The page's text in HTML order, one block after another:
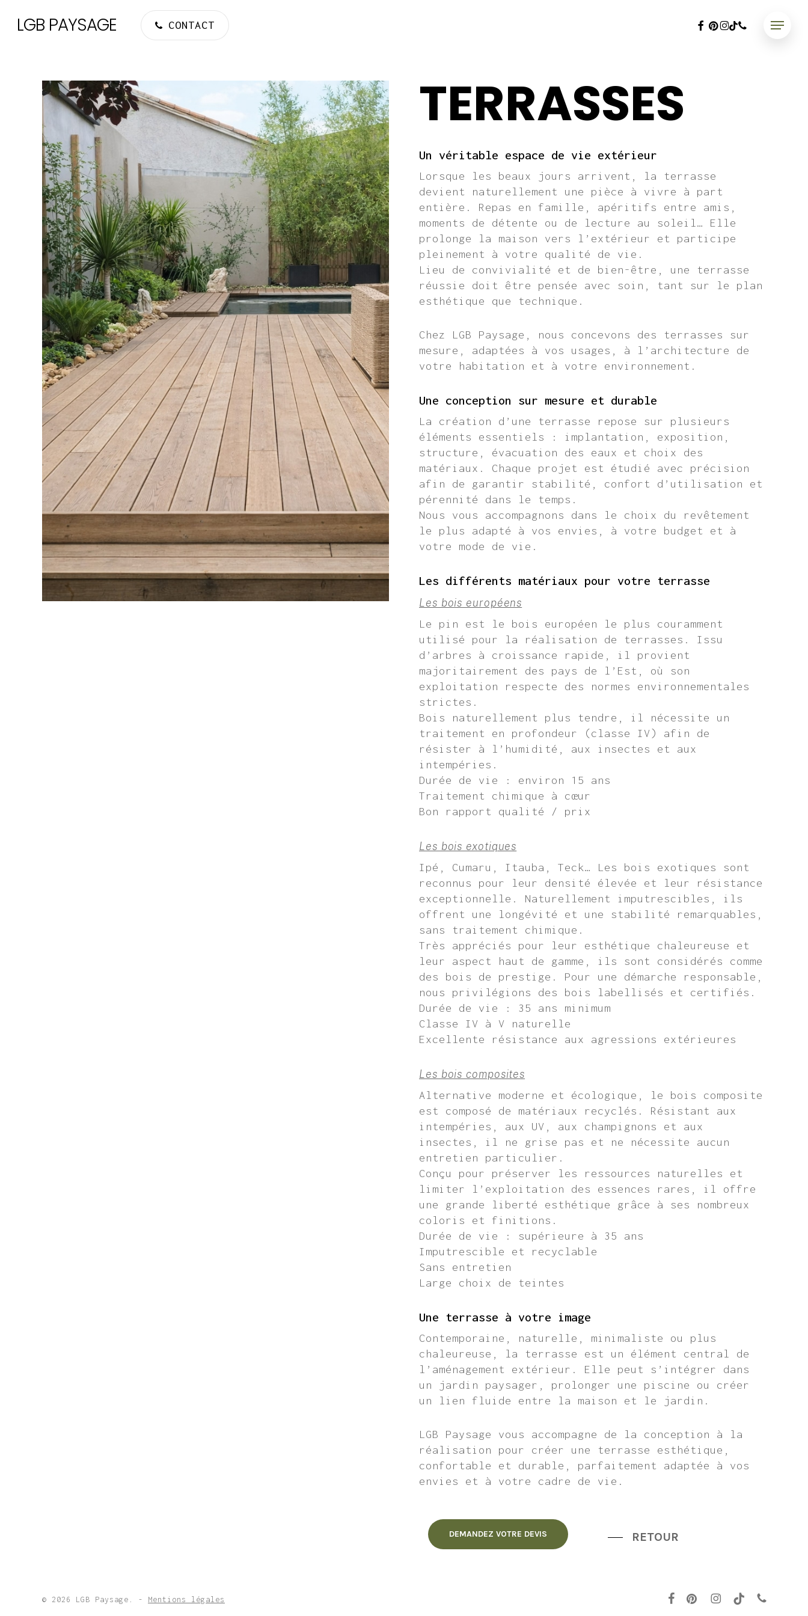
LGB PAYSAGE CONTACT Menu
facebook
pinterest
instagram
tiktok
phone
TERRASSES
Un véritable espace de vie extérieur
Lorsque les beaux jours arrivent, la terrasse
devient naturellement une pièce à vivre à part
entière. Repas en famille, apéritifs entre amis,
moments de détente ou de lecture au soleil… Elle
prolonge la maison vers l’extérieur et participe
pleinement à votre qualité de vie.
Lieu de convivialité et de bien-être, une terrasse
réussie doit être pensée avec soin, tant sur le plan
esthétique que technique.
Chez LGB Paysage, nous concevons des terrasses sur
mesure, adaptées à vos usages, à l’architecture de
votre habitation et à votre environnement.
Une conception sur mesure et durable
La création d’une terrasse repose sur plusieurs
éléments essentiels : implantation, exposition,
structure, évacuation des eaux et choix des
matériaux. Chaque projet est étudié avec précision
afin de garantir stabilité, confort d’utilisation et
pérennité dans le temps.
Nous vous accompagnons dans le choix du revêtement
le plus adapté à vos envies, à votre budget et à
votre mode de vie.
Les différents matériaux pour votre terrasse
Les bois européens
Le pin est le bois européen le plus couramment
utilisé pour la réalisation de terrasses. Issu
d’arbres à croissance rapide, il provient
majoritairement des pays de l’Est, où son
exploitation respecte des normes environnementales
strictes.
Bois naturellement plus tendre, il nécessite un
traitement en profondeur (classe IV) afin de
résister à l’humidité, aux insectes et aux
intempéries.
Durée de vie : environ 15 ans
Traitement chimique à cœur
Bon rapport qualité / prix
Les bois exotiques
Ipé, Cumaru, Itauba, Teck… Les bois exotiques sont
reconnus pour leur densité élevée et leur résistance
exceptionnelle. Naturellement imputrescibles, ils
offrent une longévité et une stabilité remarquables,
sans traitement chimique.
Très appréciés pour leur esthétique chaleureuse et
leur aspect haut de gamme, ils sont considérés comme
des bois de prestige. Pour une démarche responsable,
nous privilégions des bois labellisés et certifiés.
Durée de vie : 35 ans minimum
Classe IV à V naturelle
Excellente résistance aux agressions extérieures
Les bois composites
Alternative moderne et écologique, le bois composite
est composé de matériaux recyclés. Résistant aux
intempéries, aux UV, aux champignons et aux
insectes, il ne grise pas et ne nécessite aucun
entretien particulier.
Conçu pour préserver les ressources naturelles et
limiter l’exploitation des essences rares, il offre
une grande liberté esthétique grâce à ses nombreux
coloris et finitions.
Durée de vie : supérieure à 35 ans
Imputrescible et recyclable
Sans entretien
Large choix de teintes
Une terrasse à votre image
Contemporaine, naturelle, minimaliste ou plus
chaleureuse, la terrasse est un élément central de
l’aménagement extérieur. Elle peut s’intégrer dans
un jardin paysager, prolonger une piscine ou créer
un lien fluide entre la maison et le jardin.
LGB Paysage vous accompagne de la conception à la
réalisation pour créer une terrasse esthétique,
confortable et durable, parfaitement adaptée à vos
envies et à votre cadre de vie.
DEMANDEZ VOTRE DEVIS RETOUR
© 2026 LGB Paysage. - Mentions légales facebookpinterestinstagramtiktokphone